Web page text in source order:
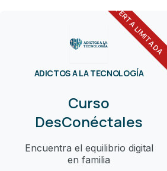
OFERTA LIMITADA
ADICTOS A LA TECNOLOGÍA
Curso
DesConéctales
Encuentra el equilibrio digital
en familia